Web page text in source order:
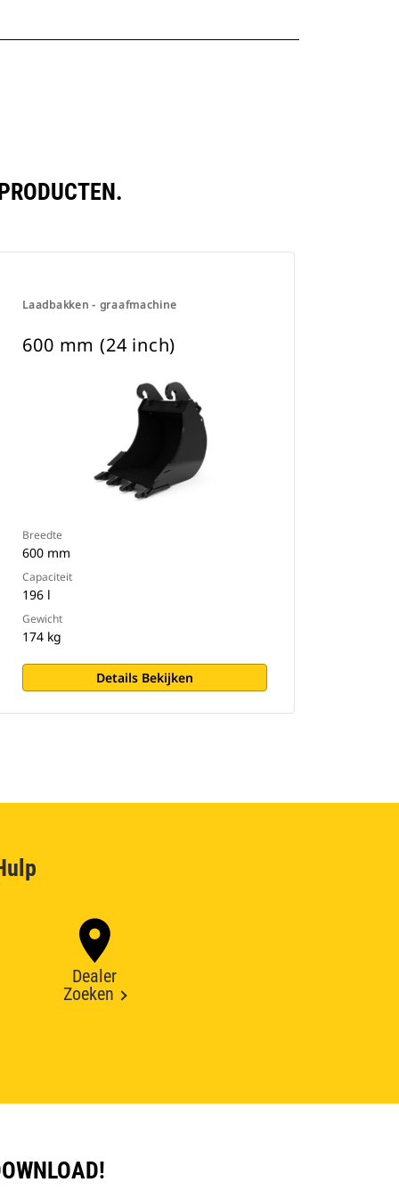
Laadbakken - graafmachine
600 mm (24 inch)
Breedte
600 mm
Capaciteit
196 l
Gewicht
174 kg
Details Bekijken
Dealer
Zoeken